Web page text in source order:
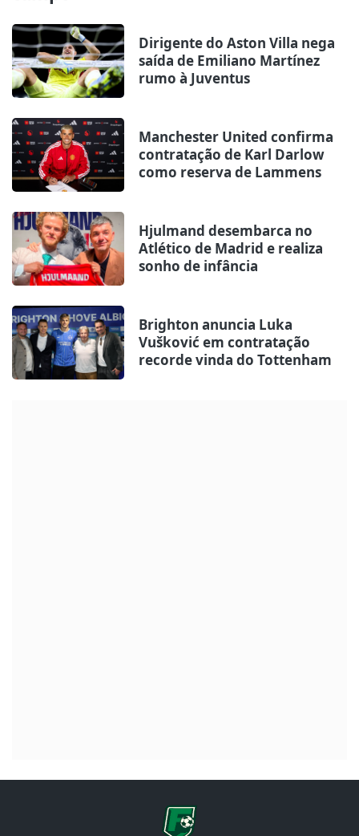
Dirigente do Aston Villa nega
saída de Emiliano Martínez
rumo à Juventus
Manchester United confirma
contratação de Karl Darlow
como reserva de Lammens
Hjulmand desembarca no
Atlético de Madrid e realiza
sonho de infância
Brighton anuncia Luka
Vušković em contratação
recorde vinda do Tottenham